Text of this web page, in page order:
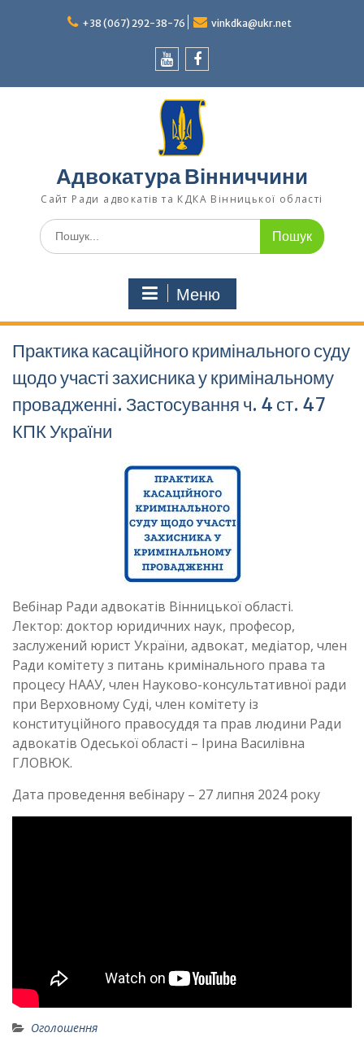
+38 (067) 292-38-76 vinkdka@ukr.net
Адвокатура Вінниччини
Сайт Ради адвокатів та КДКА Вінницької області
Шукати:
Меню
Практика касаційного кримінального суду
щодо участі захисника у кримінальному
провадженні. Застосування ч. 4 ст. 47
КПК України
Вебінар Ради адвокатів Вінницької області.
Лектор: доктор юридичних наук, професор,
заслужений юрист України, адвокат, медіатор, член
Ради комітету з питань кримінального права та
процесу НААУ, член Науково-консультативної ради
при Верховному Суді, член комітету із
конституційного правосуддя та прав людини Ради
адвокатів Одеської області – Ірина Василівна
ГЛОВЮК.
Дата проведення вебінару – 27 липня 2024 року
Оголошення